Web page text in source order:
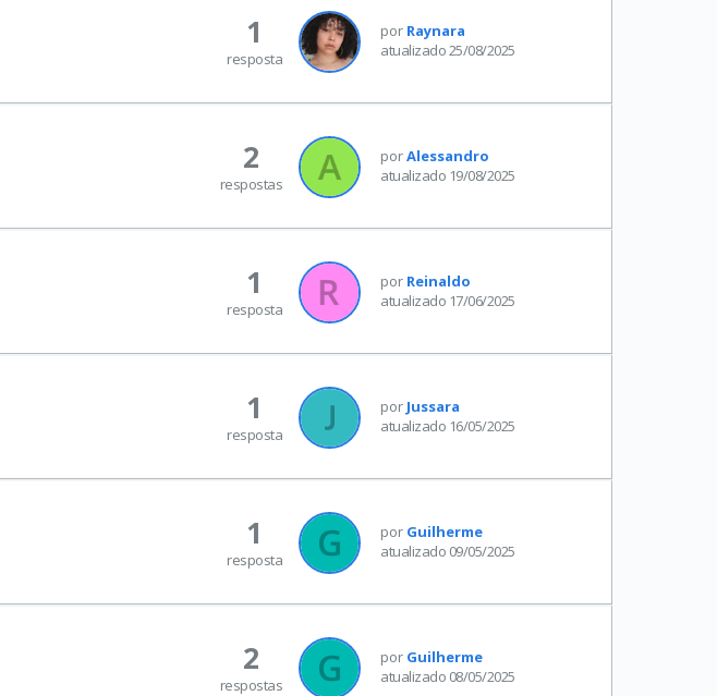
por Raynara
atualizado 25/08/2025
1
resposta
porAlessandro
atualizado 19/08/2025
2
respostas
por Reinaldo
atualizado 17/06/2025
1
resposta
por Jussara
atualizado 16/05/2025
1
resposta
por Guilherme
atualizado 09/05/2025
1
resposta
por Guilherme
atualizado 08/05/2025
2
respostas